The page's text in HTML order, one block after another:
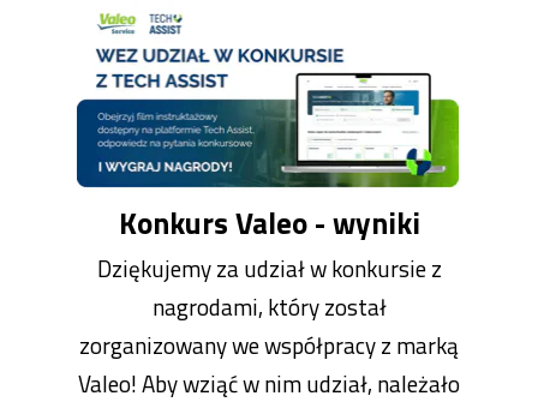
Dziękujemy za udział w konkursie z
nagrodami, który został
zorganizowany we współpracy z marką
Valeo! Aby wziąć w nim udział, należało
Konkurs Valeo - wyniki